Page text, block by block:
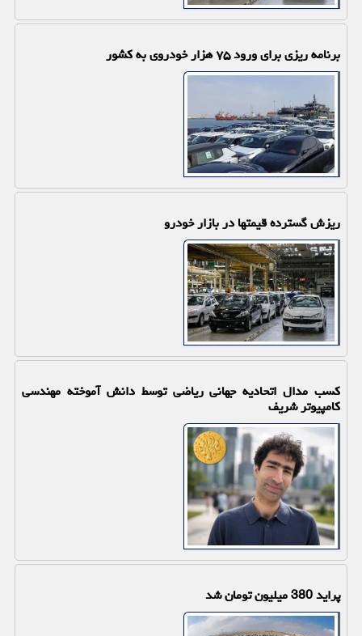
برنامه ریزی برای ورود ۷۵ هزار خودروی به کشور
ریزش گسترده قیمتها در بازار خودرو
کسب مدال اتحادیه جهانی ریاضی توسط دانش آموخته مهندسی
کامپیوتر شریف
پراید 380 میلیون تومان شد